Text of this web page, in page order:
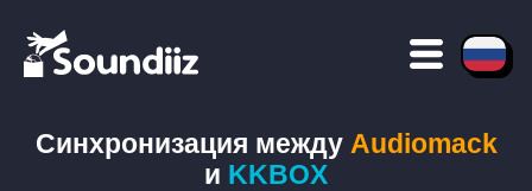
Синхронизация между Audiomack
и KKBOX